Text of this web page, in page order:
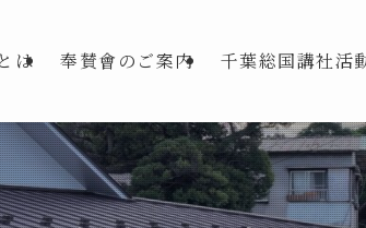
は 奉賛會のご案内 千葉総国講社活